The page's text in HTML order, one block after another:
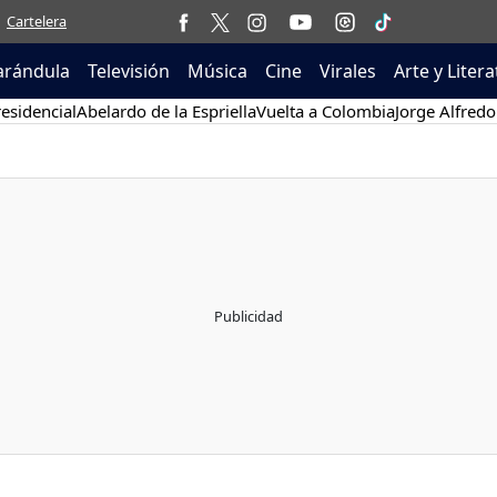
Cartelera
Televisión Música Cine Virales Arte y
Abelardo de la EspriellaVuelta a ColombiaJorge